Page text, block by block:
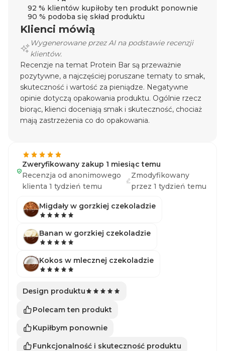
92 % klientów kupiłoby ten produkt ponownie
90 % podoba się skład produktu
Klienci mówią
Wygenerowane przez AI na podstawie recenzji
klientów.
Recenzje na temat Protein Bar są przeważnie
pozytywne, a najczęściej poruszane tematy to smak,
skuteczność i wartość za pieniądze. Negatywne
opinie dotyczą opakowania produktu. Ogólnie rzecz
biorąc, klienci doceniają smak i skuteczność, chociaż
mają zastrzeżenia co do opakowania.
Zweryfikowany zakup 1 miesiąc temu
Recenzja od anonimowego
klienta 1 tydzień temu
Zmodyfikowany
przez 1 tydzień temu
Migdały w gorzkiej czekoladzie
Banan w gorzkiej czekoladzie
Kokos w mlecznej czekoladzie
Design produktu
Polecam ten produkt
Kupiłbym ponownie
Funkcjonalność i skuteczność produktu